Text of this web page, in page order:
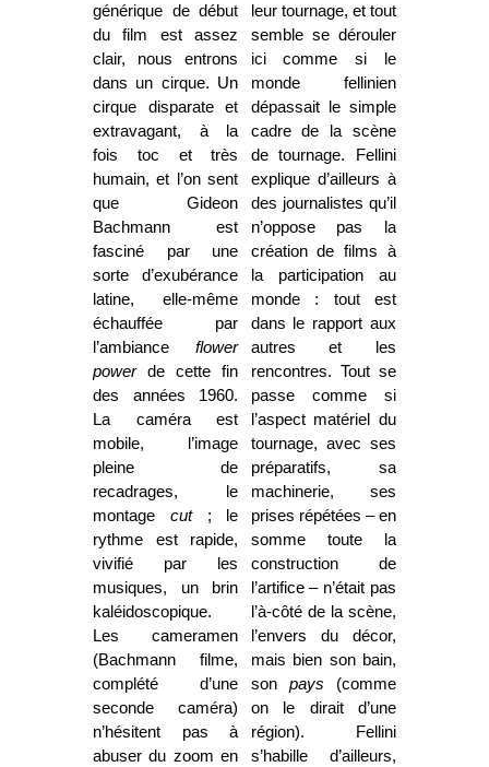
générique de début
du film est assez
clair, nous entrons
dans un cirque. Un
cirque disparate et
extravagant, à la
fois toc et très
humain, et l’on sent
que Gideon
Bachmann est
fasciné par une
sorte d’exubérance
latine, elle-même
échauffée par
l’ambianceflower
powerde cette fin
des années 1960.
La caméra est
mobile, l’image
pleine de
recadrages, le
montage cut; le
rythme est rapide,
vivifié par les
musiques, un brin
kaléidoscopique.
Les cameramen
(Bachmann filme,
complété d’une
seconde caméra)
n’hésitent pas à
abuser du zoom en
leur tournage, et tout
semble se dérouler
ici comme si le
monde fellinien
dépassait le simple
cadre de la scène
de tournage. Fellini
explique d’ailleurs à
des journalistes qu’il
n’oppose pas la
création de films à
la participation au
monde : tout est
dans le rapport aux
autres et les
rencontres. Tout se
passe comme si
l’aspect matériel du
tournage, avec ses
préparatifs, sa
machinerie, ses
prises répétées – en
somme toute la
construction de
l’artifice – n’était pas
l’à-côté de la scène,
l’envers du décor,
mais bien son bain,
son pays (comme
on le dirait d’une
région). Fellini
s’habille d’ailleurs,